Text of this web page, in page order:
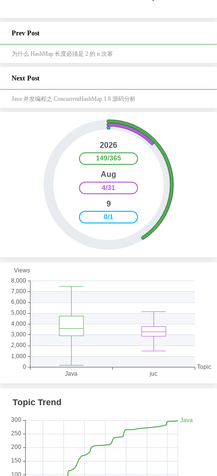
Prev Post
为什么 HashMap 长度必须是 2 的 n 次幂
Next Post
Java 并发编程之 ConcurrentHashMap 1.8 源码分析